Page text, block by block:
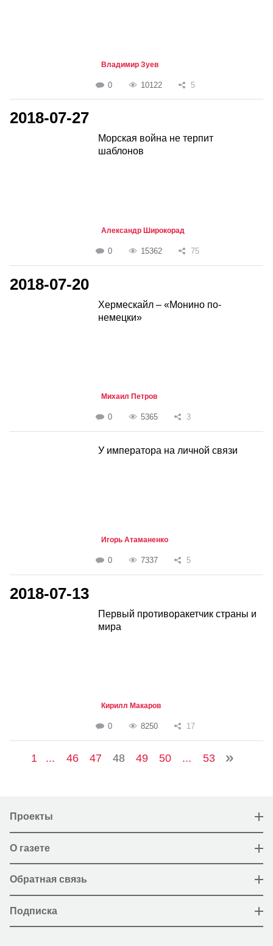
Владимир Зуев
0 10122 5
2018-07-27
Морская война не терпит
шаблонов
Александр Широкорад
0 15362 75
2018-07-20
Хермескайл – «Монино по-
немецки»
Михаил Петров
0 5365 3
У императора на личной связи
Игорь Атаманенко
0 7337 5
2018-07-13
Первый противоракетчик страны и
мира
Кирилл Макаров
0 8250 17
1 ... 46 47 48 49 50 ... 53
Проекты
О газете
Обратная связь
Подписка